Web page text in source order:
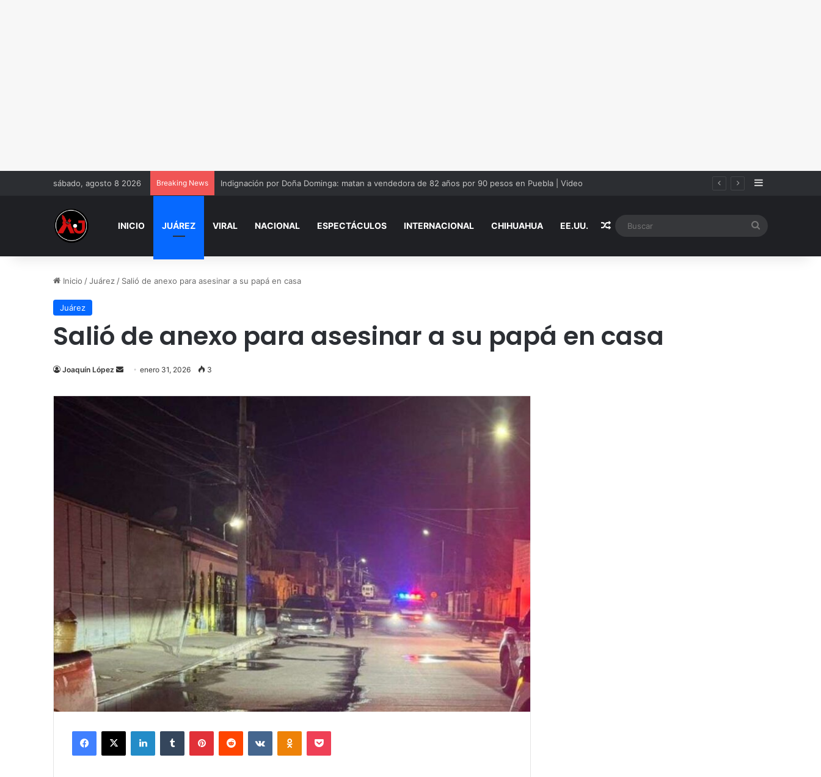
sábado, agosto 8 2026 Breaking News Denuncian a niños que piden dinero en salas de Cinépolis de Misiones Sidebar
INICIO JUÁREZ VIRAL NACIONAL ESPECTÁCULOS INTERNACIONAL CHIHUAHUA EE.UU. Random Article
Inicio /Juárez / Salió de anexo para asesinar a su papá en casa
Juárez
Salió de anexo para asesinar a su papá en casa
Joaquín López
Send
email
enero 31, 2026 3
Facebook
X LinkedInTumblr PinterestReddit VKontakteOdnoklassniki
Pocket